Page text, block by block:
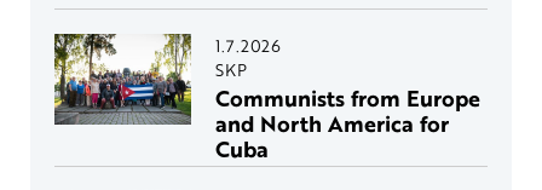
1.7.2026
SKP
Communists from Europe
and North America for
Cuba